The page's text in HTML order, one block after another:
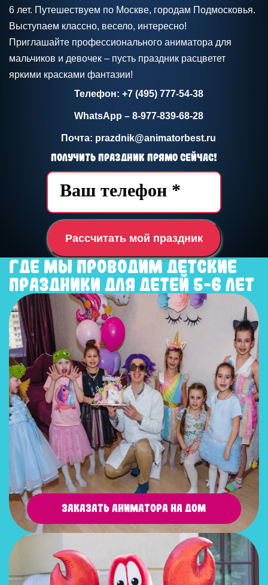
6 лет. Путешествуем по Москве, городам Подмосковья.
Выступаем классно, весело, интересно!
Приглашайте профессионального аниматора для
мальчиков и девочек – пусть праздник расцветет
яркими красками фантазии!
Телефон: +7 (495) 777-54-38
WhatsApp – 8-977-839-68-28
Почта: prazdnik@animatorbest.ru
Получить праздник прямо сейчас!
Рассчитать мой праздник
Где мы проводим детские
праздники для детей 5-6 лет
Заказать аниматора на дом